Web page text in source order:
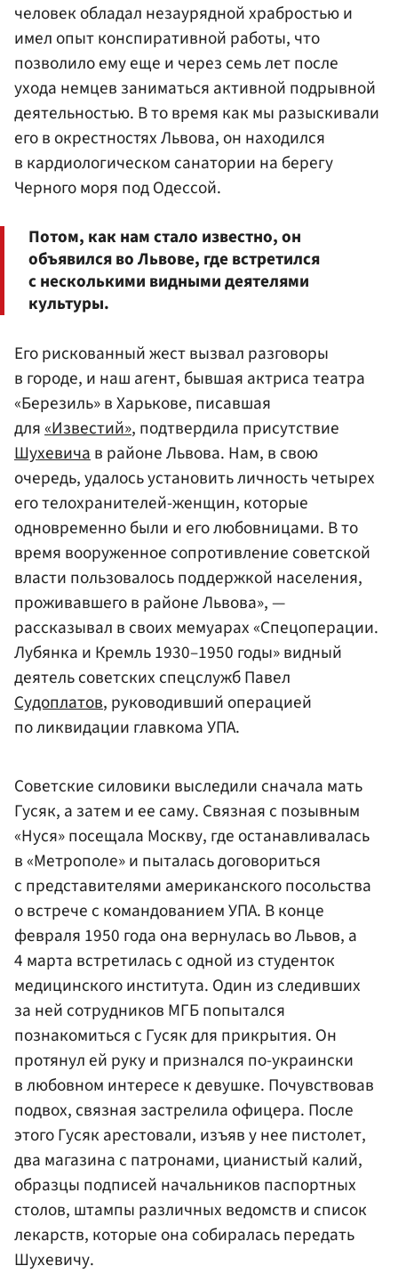
человек обладал незаурядной храбростью и
имел опыт конспиративной работы, что
позволило ему еще и через семь лет после
ухода немцев заниматься активной подрывной
деятельностью. В то время как мы разыскивали
его в окрестностях Львова, он находился
в кардиологическом санатории на берегу
Черного моря под Одессой.
Потом, как нам стало известно, он
объявился во Львове, где встретился
с несколькими видными деятелями
культуры.
Его рискованный жест вызвал разговоры
в городе, и наш агент, бывшая актриса театра
«Березиль» в Харькове, писавшая
для«Известий», подтвердила присутствие
Шухевичав районе Львова. Нам, в свою
очередь, удалось установить личность четырех
его телохранителей-женщин, которые
одновременно были и его любовницами. В то
время вооруженное сопротивление советской
власти пользовалось поддержкой населения,
проживавшего в районе Львова», —
рассказывал в своих мемуарах «Спецоперации.
Лубянка и Кремль 1930–1950 годы» видный
деятель советских спецслужб Павел
Судоплатов, руководивший операцией
по ликвидации главкома УПА.
Советские силовики выследили сначала мать
Гусяк, а затем и ее саму. Связная с позывным
«Нуся» посещала Москву, где останавливалась
в «Метрополе» и пыталась договориться
с представителями американского посольства
о встрече с командованием УПА. В конце
февраля 1950 года она вернулась во Львов, а
4 марта встретилась с одной из студенток
медицинского института. Один из следивших
за ней сотрудников МГБ попытался
познакомиться с Гусяк для прикрытия. Он
протянул ей руку и признался по-украински
в любовном интересе к девушке. Почувствовав
подвох, связная застрелила офицера. После
этого Гусяк арестовали, изъяв у нее пистолет,
два магазина с патронами, цианистый калий,
образцы подписей начальников паспортных
столов, штампы различных ведомств и список
лекарств, которые она собиралась передать
Шухевичу.